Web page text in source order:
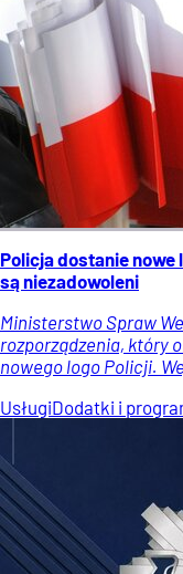
Policja dostanie nowe
są niezadowoleni
Ministerstwo Spraw
rozporządzenia, który
nowego logo Policji.
UsługiDodatki i